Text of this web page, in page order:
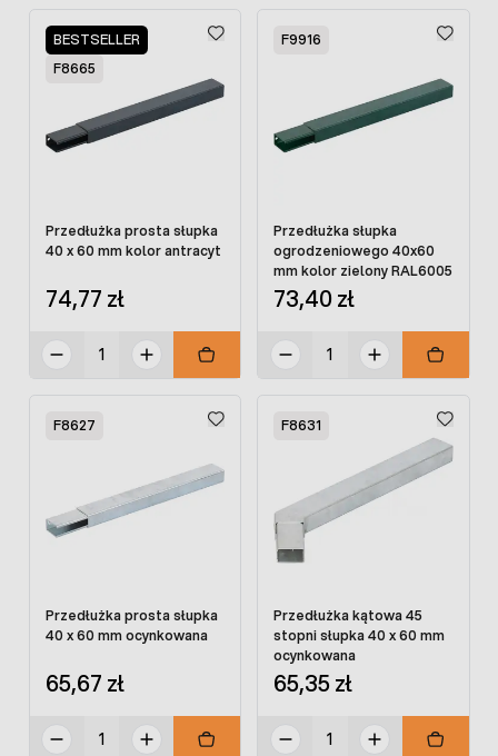
BESTSELLER
F8665
Przedłużka prosta słupka
40 x 60 mm kolor antracyt
74,77 zł
F9916
Przedłużka słupka
ogrodzeniowego 40x60
mm kolor zielony RAL6005
73,40 zł
F8627
Przedłużka prosta słupka
40 x 60 mm ocynkowana
65,67 zł
F8631
Przedłużka kątowa 45
stopni słupka 40 x 60 mm
ocynkowana
65,35 zł